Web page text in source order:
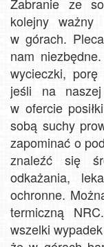
kolejny ważny
w górach.
nam
wycieczki,
jeśli na
w ofercie
sobą suchy
zapominać o
znaleźć się
odkażania,
ochronne.
termiczną
wszelki